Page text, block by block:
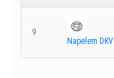
9
Napelem DKV